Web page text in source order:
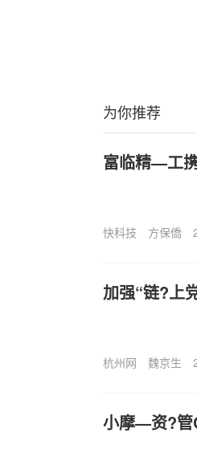
为你推荐
富临精—工
快科技 方保僑
加强“链?上
杭州网 魏京生
小摩—资?管